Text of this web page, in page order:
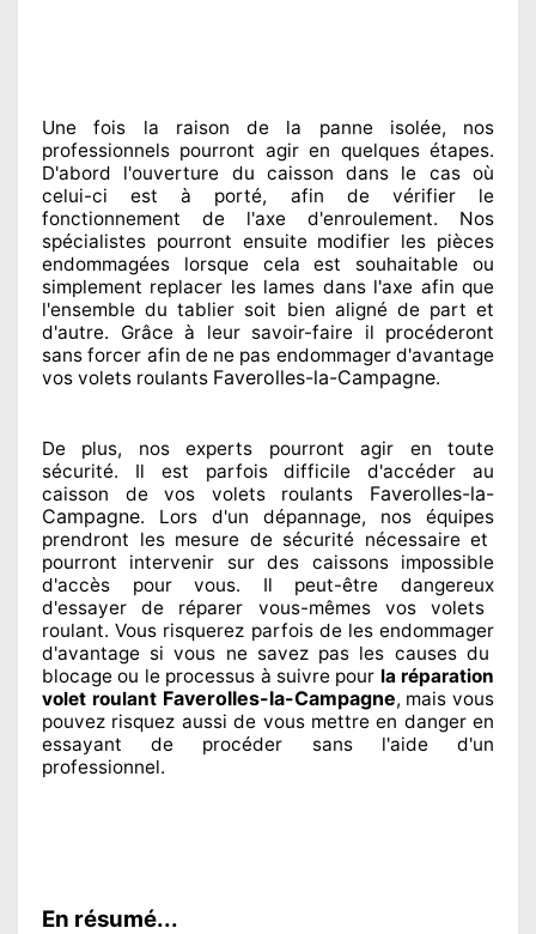
Une fois la raison de la panne isolée, nos
professionnels pourront agiren quelques étapes.
D'abord l'ouverture du caisson dans le cas où
celui-ci est à porté, afin de vérifier le
fonctionnement de l'axe d'enroulement. Nos
spécialistes pourront ensuite modifier les pièces
endommagées lorsque cela est souhaitable ou
simplement replacer les lames dans l'axe afin que
l'ensemble du tablier soit bien aligné de part et
d'autre. Grâce à leur savoir-faire il procéderont
sans forcer afin dene pas endommagerd'avantage
vos volets roulants Faverolles-la-Campagne.
De plus, nos experts pourront agir en toute
sécurité. Il est parfois difficile d'accéder au
caisson de vos volets roulants Faverolles-la-
Campagne. Lors d'un dépannage, nos équipes
prendront les mesure de sécurité nécessaireet
pourront intervenir sur des caissons impossible
d'accès pour vous. Il peut-être dangereux
d'essayer de réparer vous-mêmes vos volets
roulant. Vous risquerez parfois de les endommager
d'avantage si vous ne savezpas les causes du
blocage ou le processus à suivre pour la réparation
volet roulant Faverolles-la-Campagne, mais vous
pouvez risquez aussi de vous mettre en danger en
essayant de procéder sans l'aide d'un
professionnel.
En résumé...